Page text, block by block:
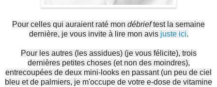
Pour celles qui auraient raté mon débrieftest la semaine
dernière, je vous invite à lire mon avis juste ici.
Pour les autres (les assidues) (je vous félicite), trois
dernières petites choses (et non des moindres),
entrecoupées de deux mini-looks en passant (un peu de ciel
bleu et de palmiers, je m'occupe de votre e-dose de vitamine